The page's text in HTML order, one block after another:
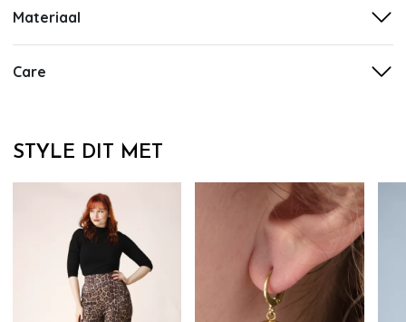
Materiaal
Care
STYLE DIT MET